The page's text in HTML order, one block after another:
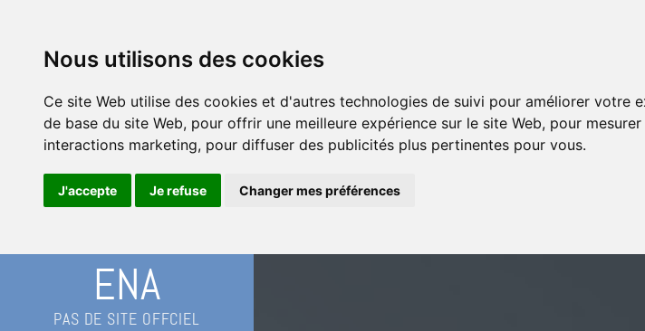
Nous utilisons des cookies
Ce site Web utilise des cookies et d'autres technologies de suivi pour améliorer votre
de base du site Web, pour offrir une meilleure expérience sur le site Web, pour
interactions marketing, pour diffuser des publicités plus pertinentes pour vous.
J'accepte Je refuse Changer mes préférences
ENA
PAS DE SITE OFFCIEL